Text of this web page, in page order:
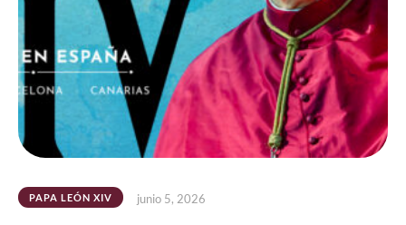
PAPA LEÓN XIV junio 5, 2026